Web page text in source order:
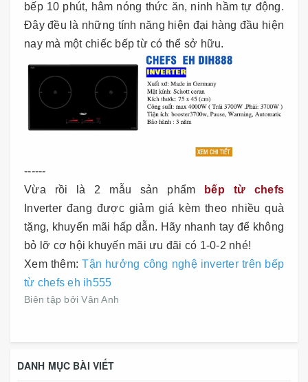
bếp 10 phút, hâm nóng thức ăn, ninh hầm tự động.
Đây đều là những tính năng hiện đại hàng đầu hiện
nay mà một chiếc bếp từ có thể sở hữu.
------
Vừa rồi là 2 mẫu sản phẩm
bếp từ chefs
Inverter đang được giảm giá kèm theo nhiều quà
tặng, khuyến mãi hấp dẫn. Hãy nhanh tay để không
bỏ lỡ cơ hội khuyến mãi ưu đãi có 1-0-2 nhé!
Xem thêm:Tận hưởng công nghệ inverter trên bếp
từ chefs eh ih555
Biên tập bởi Vân Anh
DANH MỤC BÀI VIẾT